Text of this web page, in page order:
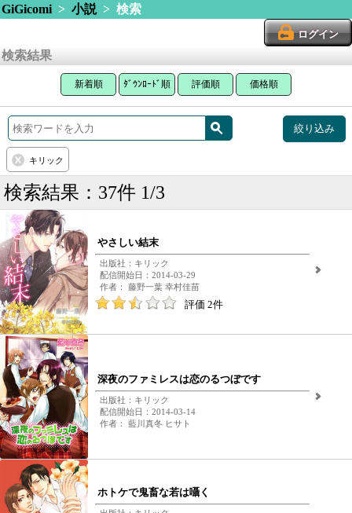
GiGicomi> 小説> 検索
ログイン
検索結果
新着順 ﾀﾞｳﾝﾛｰﾄﾞ順 評価順 価格順
絞り込み
キリック
検索結果：37件 1/3
やさしい結末
出版社：キリック
配信開始日：2014-03-29
作者： 藤野一葉 幸村佳苗
評価 2件
深夜のファミレスは恋のるつぼです
出版社：キリック
配信開始日：2014-03-14
作者： 藍川真冬 ヒサト
ホトケで鬼畜な若は囁く